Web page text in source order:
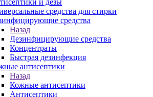
и дезы
средства для стирки
средства
Назад
Дезинфицирующие средства
Концентраты
Быстрая дезинфекция
антисептики
Назад
Кожные антисептики
Антисептики